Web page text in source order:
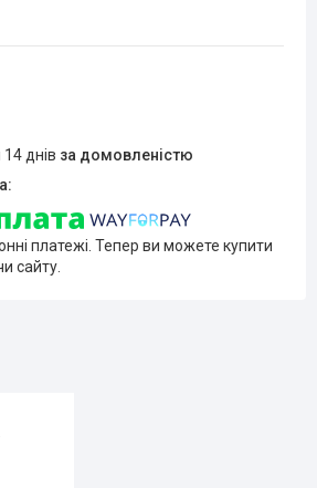
днів за домовленістю
платежі. Тепер ви можете купити
сайту.